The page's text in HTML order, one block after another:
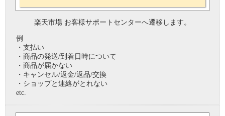
楽天市場 お客様サポートセンターへ遷移します。
例
・支払い
・商品の発送/到着日時について
・商品が届かない
・キャンセル/返金/返品/交換
・ショップと連絡がとれない
etc.